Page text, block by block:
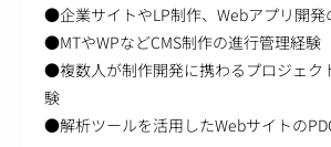
●企業サイトやLP制作、Webアプリ開発
●MTやWPなどCMS制作の進行管理経験
●複数人が制作開発に携わるプロジェク
験
●解析ツールを活用したWebサイトの